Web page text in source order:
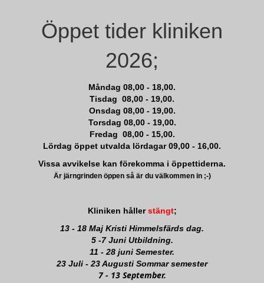
Öppet tider kliniken
2026;
Måndag 08,00 - 18,00.
Tisdag 08,00 - 19,00.
Onsdag 08,00 - 19,00.
Torsdag 08,00 - 19,00.
Fredag 08,00 - 15,00.
Lördag öppet utvalda lördagar 09,00 - 16,00.
Vissa avvikelse kan förekomma i öppettiderna.
Är järngrinden öppen så är du välkommen in ;-)
Kliniken hållerstängt;
13 - 18 Maj Kristi Himmelsfärds dag.
5 -7 Juni Utbildning.
11 - 28 juni Semester.
23 Juli - 23 Augusti Sommar semester
7 - 13 September.